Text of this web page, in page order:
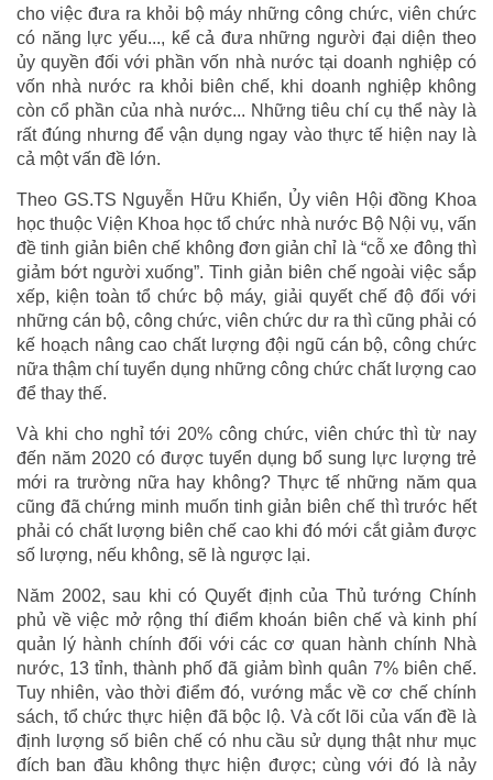
cho việc đưa ra khỏi bộ máy những công chức, viên chức
có năng lực yếu..., kể cả đưa những người đại diện theo
ủy quyền đối với phần vốn nhà nước tại doanh nghiệp có
vốn nhà nước ra khỏi biên chế, khi doanh nghiệp không
còn cổ phần của nhà nước... Những tiêu chí cụ thể này là
rất đúng nhưng để vận dụng ngay vào thực tế hiện nay là
cả một vấn đề lớn.
Theo GS.TS Nguyễn Hữu Khiển, Ủy viên Hội đồng Khoa
học thuộc Viện Khoa học tổ chức nhà nước Bộ Nội vụ, vấn
đề tinh giản biên chế không đơn giản chỉ là “cỗ xe đông thì
giảm bớt người xuống”. Tinh giản biên chế ngoài việc sắp
xếp, kiện toàn tổ chức bộ máy, giải quyết chế độ đối với
những cán bộ, công chức, viên chức dư ra thì cũng phải có
kế hoạch nâng cao chất lượng đội ngũ cán bộ, công chức
nữa thậm chí tuyển dụng những công chức chất lượng cao
để thay thế.
Và khi cho nghỉ tới 20% công chức, viên chức thì từ nay
đến năm 2020 có được tuyển dụng bổ sung lực lượng trẻ
mới ra trường nữa hay không? Thực tế những năm qua
cũng đã chứng minh muốn tinh giản biên chế thì trước hết
phải có chất lượng biên chế cao khi đó mới cắt giảm được
số lượng, nếu không, sẽ là ngược lại.
Năm 2002, sau khi có Quyết định của Thủ tướng Chính
phủ về việc mở rộng thí điểm khoán biên chế và kinh phí
quản lý hành chính đối với các cơ quan hành chính Nhà
nước, 13 tỉnh, thành phố đã giảm bình quân 7% biên chế.
Tuy nhiên, vào thời điểm đó, vướng mắc về cơ chế chính
sách, tổ chức thực hiện đã bộc lộ. Và cốt lõi của vấn đề là
định lượng số biên chế có nhu cầu sử dụng thật như mục
đích ban đầu không thực hiện được; cùng với đó là nảy